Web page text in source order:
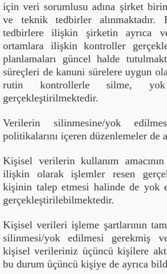
için veri sorumlusu adına şirket
ve teknik tedbirler
tedbirlere ilişkin şirketin ayrıca
ortamlara ilişkin kontroller
planlamaları güncel halde
süreçleri de kanuni sürelere uygun
rutin kontrollerle silme,
gerçekleştirilmektedir.
Verilerin silinmesine/yok
politikalarını içeren düzenlemeler de
Kişisel verilerin kullanım
ilişkin olarak işlemler resen
kişinin talep etmesi halinde de yok
gerçekleştirilebilmektedir.
Kişisel verileri işleme şartlarının
silinmesi/yok edilmesi gerekmiş
kişisel verileriniz üçüncü kişilere
bu durum üçüncü kişiye de ayrıca